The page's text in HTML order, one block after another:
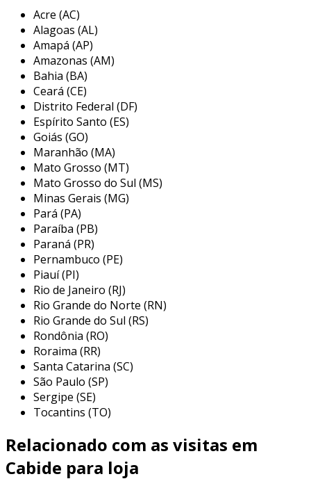
suportar diversos tipos de roupas, desde
blusas leves até peças mais pesadas, como
casacos. além disso, por serem transparentes,
ajudam a dar uma ilusão de espaço, sendo
ideais para ambientes menores onde a
organização visual é fundamental.
principais aplicações dos cabides
transparentes
os cabides transparentes são muito utilizados
tanto no varejo quanto em residências. no
comércio, especialmente em lojas de roupas,
eles permitem que os produtos sejam exibidos
de maneira atraente e organizada, facilitando a
visualização e a seleção pelos clientes. em
casas, são a solução perfeita para manter
closets organizados, além de facilitar a
arrumação e identificação das roupas.
loja de roupas:
sem interferir na estética, ajudando
clientes a escolherem com facilidade.
closets residenciais:
manter as roupas bem organizadas,
presentes e eventos: muitas vezes
utilizados em festas e eventos para
pendurar vestidos ou fantasias,
Acre (AC)
Alagoas (AL)
Amapá (AP)
Amazonas (AM)
Bahia (BA)
Ceará (CE)
Distrito Federal (DF)
Espírito Santo (ES)
Goiás (GO)
Maranhão (MA)
Mato Grosso (MT)
Mato Grosso do Sul (MS)
Minas Gerais (MG)
Pará (PA)
Paraíba (PB)
Paraná (PR)
Pernambuco (PE)
Piauí (PI)
Rio de Janeiro (RJ)
Rio Grande do Norte (RN)
Rio Grande do Sul (RS)
Rondônia (RO)
Roraima (RR)
Santa Catarina (SC)
São Paulo (SP)
Sergipe (SE)
Tocantins (TO)
Relacionado com as visitas em
Cabide para loja